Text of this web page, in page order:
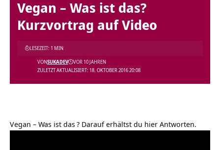
Vegan – Was ist das?
Kurzvortrag auf Video
ZULETZT AKTUALISIERT: 18. OKTOBER 2016 20:08
VONSUKADEV VOR 10 JAHREN
LESEZEIT: 1 MIN
Vegan – Was ist das? Darauf erhältst du hier Antworten.